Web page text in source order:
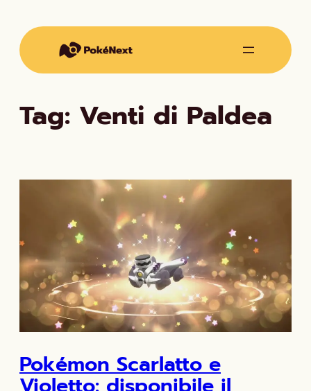
contenuto
Tag: Venti di Paldea
Pokémon Scarlatto e